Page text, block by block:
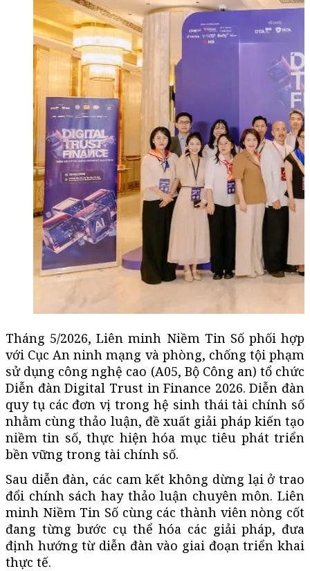
Tháng 5/2026, Liên minh Niềm Tin Số phối hợp
với Cục An ninh mạng và phòng, chống tội phạm
sử dụng công nghệ cao (A05, Bộ Công an) tổ chức
Diễn đàn Digital Trust in Finance 2026. Diễn đàn
quy tụ các đơn vị trong hệ sinh thái tài chính số
nhằm cùng thảo luận, đề xuất giải pháp kiến tạo
niềm tin số, thực hiện hóa mục tiêu phát triển
bền vững trong tài chính số.
Sau diễn đàn, các cam kết không dừng lại ở trao
đổi chính sách hay thảo luận chuyên môn. Liên
minh Niềm Tin Số cùng các thành viên nòng cốt
đang từng bước cụ thể hóa các giải pháp, đưa
định hướng từ diễn đàn vào giai đoạn triển khai
thực tế.